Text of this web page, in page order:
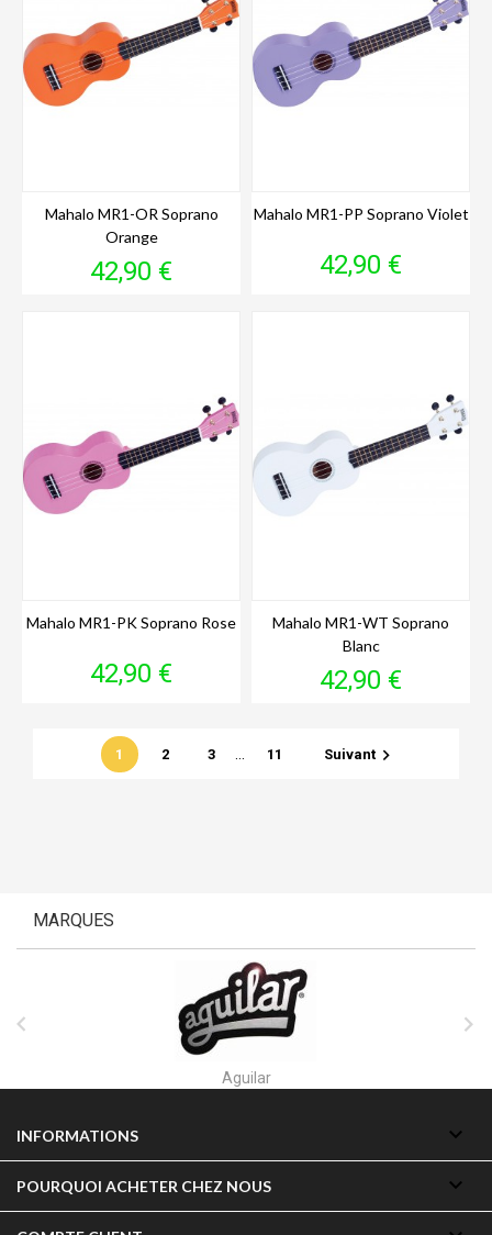
Mahalo MR1-OR Soprano
Orange
Prix
42,90 €
Mahalo MR1-PP Soprano Violet
Prix
42,90 €
Mahalo MR1-PK Soprano Rose
Prix
42,90 €
Mahalo MR1-WT Soprano
Blanc
Prix
42,90 €
1 2 3 11 Suivant
MARQUES
 
INFORMATIONS 
POURQUOI ACHETER CHEZ NOUS 